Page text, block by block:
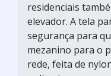
residenciais
elevador. A tela
segurança para
mezanino para o
rede, feita de